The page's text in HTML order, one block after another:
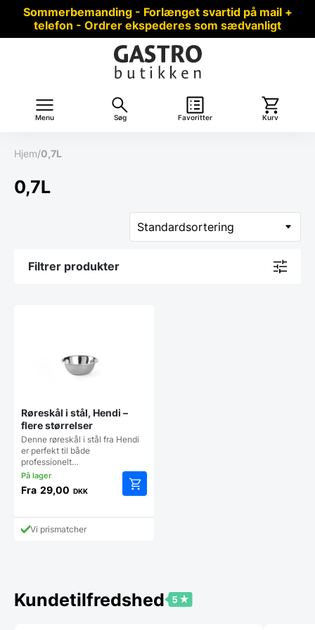
Sommerbemanding - Forlænget svartid på mail +
telefon - Ordrer ekspederes som sædvanligt
Menu Søg Favoritter Kurv
Hjem/0,7L
0,7L
Filtrer produkter
Røreskål i stål, Hendi –
flere størrelser
Denne røreskål i stål fra Hendi
er perfekt til både
professionelt…
Fra 29,00 DKK
vare
vælges
på
Vi prismatcher
Kundetilfredshed